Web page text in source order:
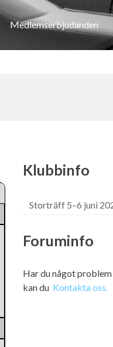
Medlemserbjudanden
Klubbinfo
Storträff 5–6 juni
Foruminfo
Har du något
kan du Kontakta oss.